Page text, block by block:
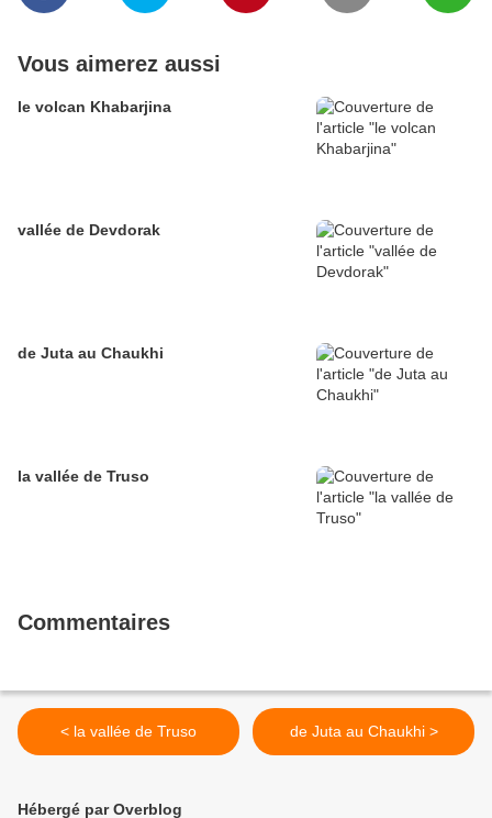
Vous aimerez aussi
le volcan Khabarjina
vallée de Devdorak
de Juta au Chaukhi
la vallée de Truso
Commentaires
< la vallée de Truso de Juta au Chaukhi >
Hébergé par Overblog